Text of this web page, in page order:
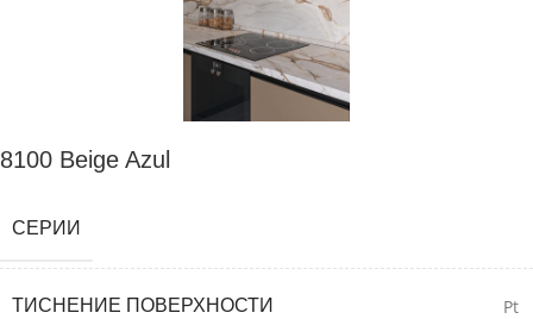
8100 Beige Azul
СЕРИИ
ТИСНЕНИЕ ПОВЕРХНОСТИ Pt